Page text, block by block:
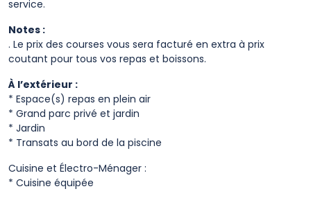
service.
Notes :
. Le prix des courses vous sera facturé en extra à prix
coutant pour tous vos repas et boissons.
À l’extérieur :
* Espace(s) repas en plein air
* Grand parc privé et jardin
* Jardin
* Transats au bord de la piscine
Cuisine et Électro-Ménager :
* Cuisine équipée